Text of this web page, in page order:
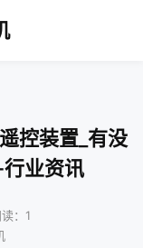
控装置_有没
业资讯
：1